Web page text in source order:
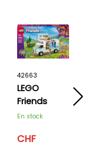
42663
LEGO
Friends
Camping-
l’amitié
En stock
CHF